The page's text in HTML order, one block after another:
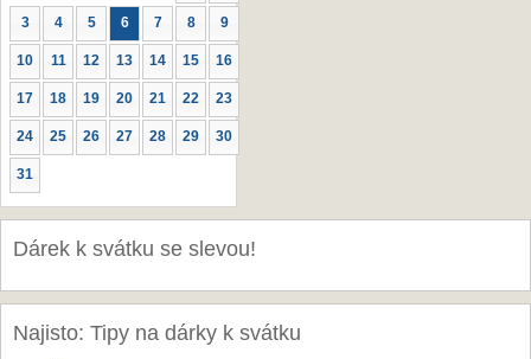
3 4 5 6 7 8 9
10 11 12 13 14 15 16
17 18 19 20 21 22 23
24 25 26 27 28 29 30
31
Dárek k svátku se slevou!
Najisto: Tipy na dárky k svátku